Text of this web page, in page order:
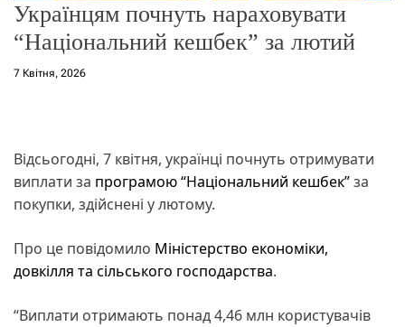
Українцям почнуть нараховувати
“Національний кешбек” за лютий
7 Квітня, 2026
Відсьогодні, 7 квітня, українці почнуть отримувати
виплати за програмою “Національний кешбек”за
покупки, здійснені у лютому.
Про це повідомило Міністерство економіки,
довкілля та сільського господарства.
“Виплати отримають понад 4,46 млн користувачів